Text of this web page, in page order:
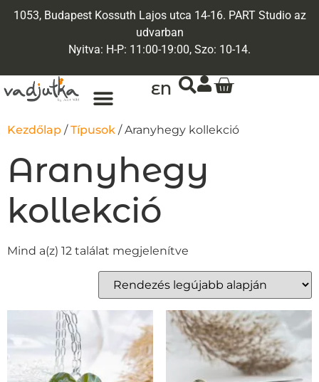
1053, Budapest Kossuth Lajos utca 14-16. PART Studio az
udvarban
Nyitva: H-P: 11:00-19:00, Szo: 10-14.
EN
Kezdőlap /Típusok / Aranyhegy kollekció
Aranyhegy
kollekció
Mind a(z) 12 találat megjelenítve